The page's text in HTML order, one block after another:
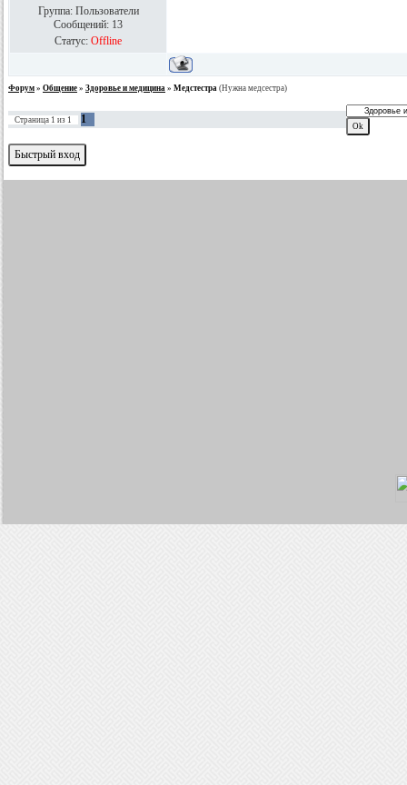
Группа: Пользователи
Сообщений: 13
Статус: Offline
Форум » Общение » Здоровье и медицина » Медстестра (Нужна медсестра)
Страница 1 из 1 1